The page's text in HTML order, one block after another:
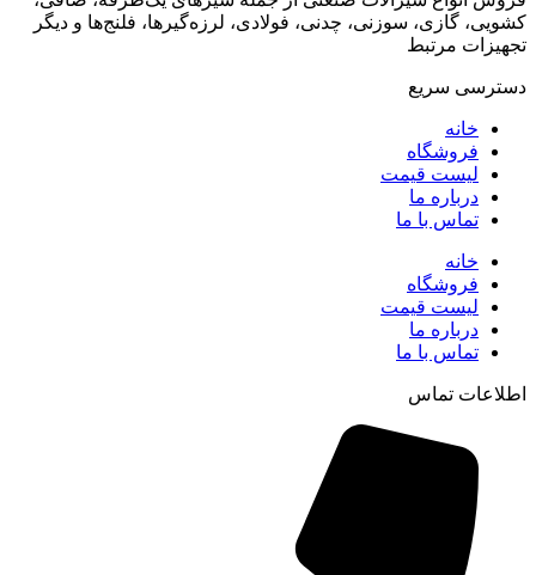
کشویی، گازی، سوزنی، چدنی، فولادی، لرزه‌گیرها، فلنج‌ها و دیگر
تجهیزات مرتبط
دسترسی سریع
خانه
فروشگاه
لیست قیمت
درباره ما
تماس با ما
خانه
فروشگاه
لیست قیمت
درباره ما
تماس با ما
اطلاعات تماس